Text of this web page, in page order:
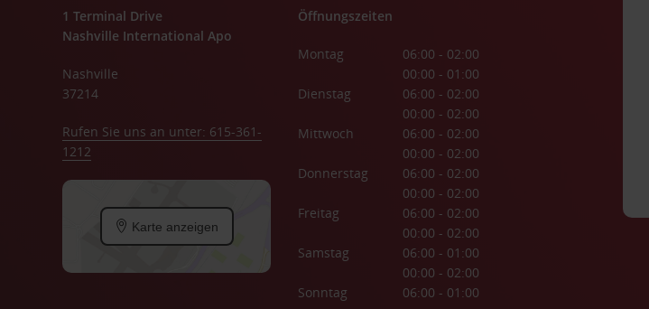
1 Terminal Drive
Nashville International Apo
Nashville
37214
Rufen Sie uns an unter: 615-361-
1212
Karte anzeigen
Öffnungszeiten
Montag
06:00 - 02:00
00:00 - 01:00
Dienstag
06:00 - 02:00
00:00 - 02:00
Mittwoch
06:00 - 02:00
00:00 - 02:00
Donnerstag
06:00 - 02:00
00:00 - 02:00
Freitag
06:00 - 02:00
00:00 - 02:00
Samstag
06:00 - 01:00
00:00 - 02:00
Sonntag
06:00 - 01:00